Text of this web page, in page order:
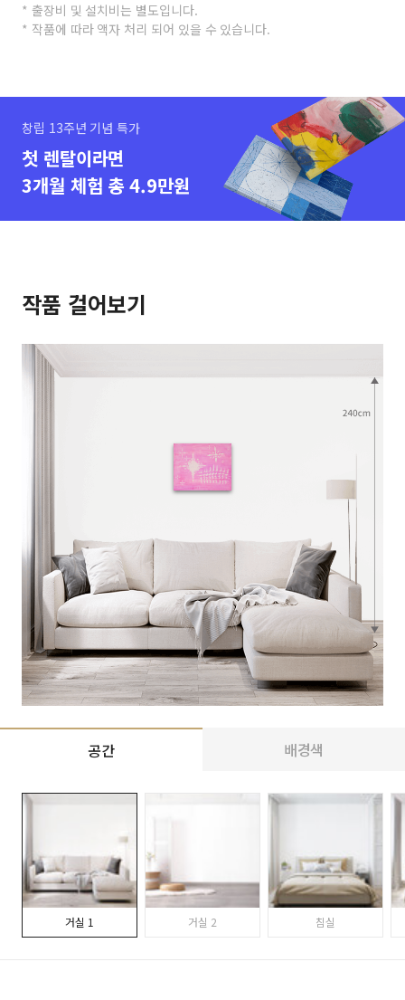
* 출장비 및 설치비는 별도입니다.
* 작품에 따라 액자 처리 되어 있을 수 있습니다.
창립 13주년 기념 특가
첫 렌탈이라면
3개월 체험 총 4.9만원
작품 걸어보기
공간 배경색
거실 1 거실 2 침실